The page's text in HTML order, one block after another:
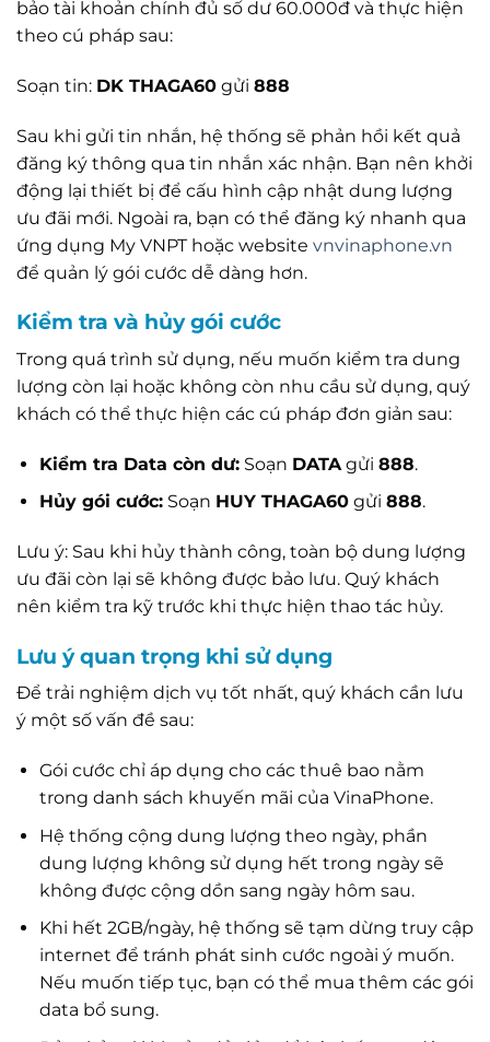
bảo tài khoản chính đủ số dư 60.000đ và thực hiện
theo cú pháp sau:
Soạn tin: DK THAGA60 gửi 888
Sau khi gửi tin nhắn, hệ thống sẽ phản hồi kết quả
đăng ký thông qua tin nhắn xác nhận. Bạn nên khởi
động lại thiết bị để cấu hình cập nhật dung lượng
ưu đãi mới. Ngoài ra, bạn có thể đăng ký nhanh qua
ứng dụng My VNPT hoặc website vnvinaphone.vn
để quản lý gói cước dễ dàng hơn.
Kiểm tra và hủy gói cước
Trong quá trình sử dụng, nếu muốn kiểm tra dung
lượng còn lại hoặc không còn nhu cầu sử dụng, quý
khách có thể thực hiện các cú pháp đơn giản sau:
Kiểm tra Data còn dư:Soạn DATAgửi 888.
Hủy gói cước:Soạn HUY THAGA60gửi 888.
Lưu ý: Sau khi hủy thành công, toàn bộ dung lượng
ưu đãi còn lại sẽ không được bảo lưu. Quý khách
nên kiểm tra kỹ trước khi thực hiện thao tác hủy.
Lưu ý quan trọng khi sử dụng
Để trải nghiệm dịch vụ tốt nhất, quý khách cần lưu
ý một số vấn đề sau:
Gói cước chỉ áp dụng cho các thuê bao nằm
trong danh sách khuyến mãi của VinaPhone.
Hệ thống cộng dung lượng theo ngày, phần
dung lượng không sử dụng hết trong ngày sẽ
không được cộng dồn sang ngày hôm sau.
Khi hết 2GB/ngày, hệ thống sẽ tạm dừng truy cập
internet để tránh phát sinh cước ngoài ý muốn.
Nếu muốn tiếp tục, bạn có thể mua thêm các gói
data bổ sung.